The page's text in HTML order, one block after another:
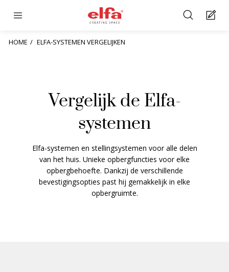
HOME ELFA-SYSTEMEN VERGELIJKEN
Vergelijk de Elfa-
systemen
Elfa-systemen en stellingsystemen voor alle delen
van het huis. Unieke opbergfuncties voor elke
opbergbehoefte. Dankzij de verschillende
bevestigingsopties past hij gemakkelijk in elke
opbergruimte.